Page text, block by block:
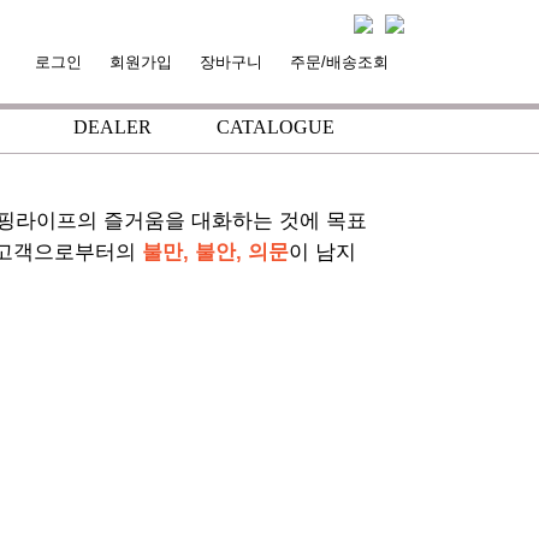
로그인 회원가입 장바구니 주문/배송조회
+
DEALER
+
CATALOGUE
라이프의 즐거움을 대화하는 것에 목표
객으로부터의 불만, 불안, 의문이 남지